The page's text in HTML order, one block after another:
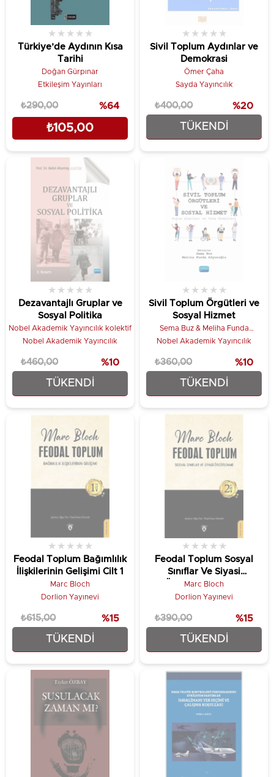
Türkiye’de Aydının Kısa
Tarihi
★ ★ ★ ★ ★
Doğan Gürpınar
Etkileşim Yayınları
₺105,00
₺290,00 %64
TÜKENDI
Sivil Toplum Aydınlar ve
Demokrasi
★ ★ ★ ★ ★
Ömer Çaha
Sayda Yayıncılık
₺320,00
₺400,00 %20
TÜKENDI
Dezavantajlı Gruplar ve
Sosyal Politika
★ ★ ★ ★ ★
Nobel Akademik Yayıncılık kolektif
Nobel Akademik Yayıncılık
₺414,00
₺460,00 %10
TÜKENDI
Sivil Toplum Örgütleri ve
Sosyal Hizmet
★ ★ ★ ★ ★
Sema Buz & Meliha Funda
Afyonoğlu
Nobel Akademik Yayıncılık
₺324,00
₺360,00 %10
TÜKENDI
Feodal Toplum Bağımlılık
İlişkilerinin Gelişimi Cilt 1
★ ★ ★ ★ ★
Marc Bloch
Dorlion Yayınevi
₺522,75
₺615,00 %15
TÜKENDI
Feodal Toplum Sosyal
Sınıflar Ve Siyasi
Örgütlenme 2.Cilt
★ ★ ★ ★ ★
Marc Bloch
Dorlion Yayınevi
₺331,50
₺390,00 %15